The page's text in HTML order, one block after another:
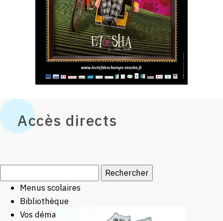
Accès directs
Menus scolaires
Bibliothèque
Vos démarches